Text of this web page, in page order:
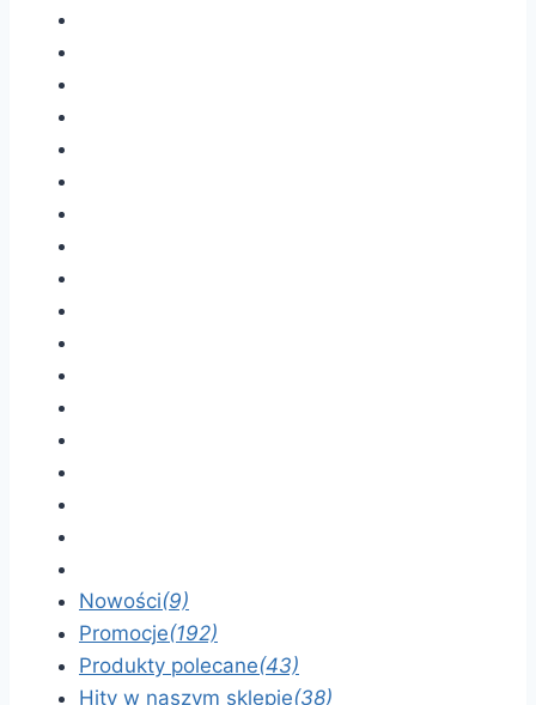
Nowości(9)
Promocje(192)
Produkty polecane(43)
Hity w naszym sklepie(38)